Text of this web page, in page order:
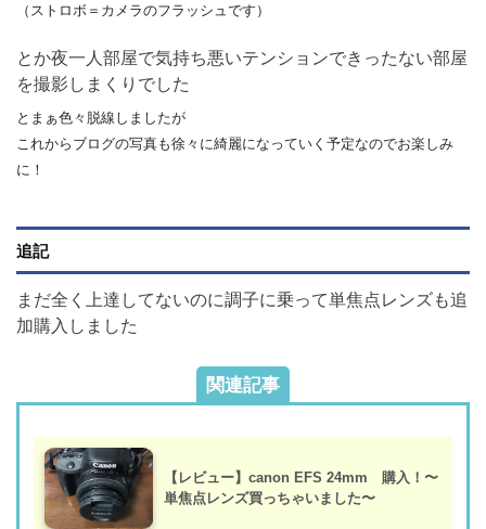
（ストロボ＝カメラのフラッシュです）
とか夜一人部屋で気持ち悪いテンションできったない部屋
を撮影しまくりでした
とまぁ色々脱線しましたが
これからブログの写真も徐々に綺麗になっていく予定なのでお楽しみ
に！
追記
まだ全く上達してないのに調子に乗って単焦点レンズも追
加購入しました
関連記事
【レビュー】canon EFS 24mm 購入！〜
単焦点レンズ買っちゃいました〜